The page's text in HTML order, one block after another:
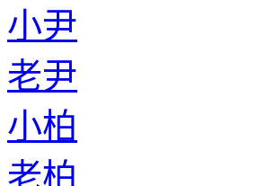
小尹
老尹
小柏
老柏